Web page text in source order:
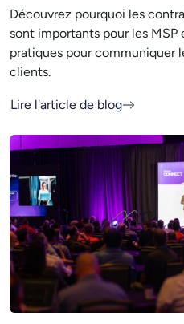
Découvrez pourquoi les
sont importants pour les
pratiques pour communiquer
clients.
Lire l'article de blog